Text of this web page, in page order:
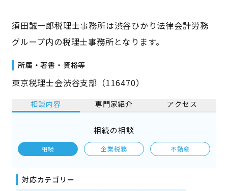
須田誠一郎税理士事務所は渋谷ひかり法律会計労務
グループ内の税理士事務所となります。
所属・著書・資格等
東京税理士会渋谷支部（116470）
相談内容 専門家紹介 アクセス
相続の相談
相続 企業税務 不動産
対応カテゴリー